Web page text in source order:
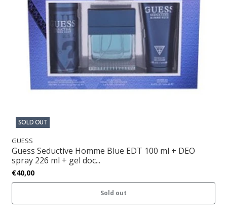
SOLD OUT
GUESS
Guess Seductive Homme Blue EDT 100 ml + DEO
spray 226 ml + gel doc...
€40,00
Sold out